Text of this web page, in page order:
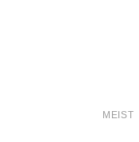
MEIST